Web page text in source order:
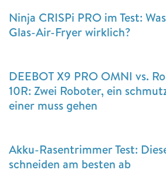
Ninja CRISPi PRO im Test:
Glas-Air-Fryer wirklich?
DEEBOT X9 PRO OMNI vs.
10R: Zwei Roboter, ein
einer muss gehen
Akku-Rasentrimmer Test:
schneiden am besten ab